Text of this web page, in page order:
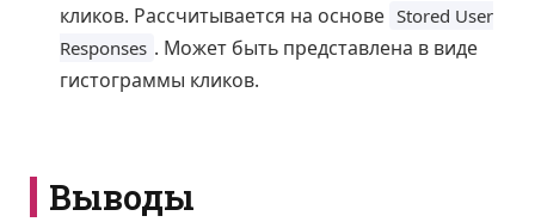
кликов. Рассчитывается на основе Stored User
Responses . Может быть представлена в виде
гистограммы кликов.
Выводы